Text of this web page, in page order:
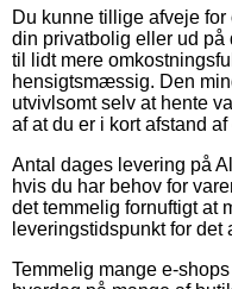
Du kunne tillige afveje for
din privatbolig eller ud på
til lidt mere
hensigtsmæssig. Den
utvivlsomt selv at hente
af at du er i kort afstand
Antal dages levering på
hvis du har behov for
det temmelig fornuftigt at
leveringstidspunkt for det
Temmelig mange e-